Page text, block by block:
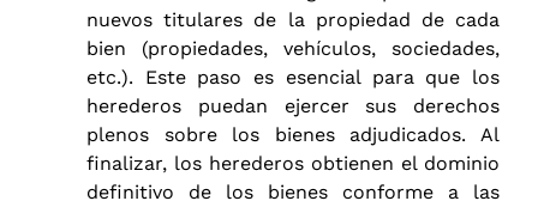
nuevos titulares de la propiedad de cada
bien (propiedades, vehículos, sociedades,
etc.). Este paso es esencial para que los
herederos puedan ejercer sus derechos
plenos sobre los bienes adjudicados. Al
finalizar, los herederos obtienen el dominio
definitivo de los bienes conforme a las